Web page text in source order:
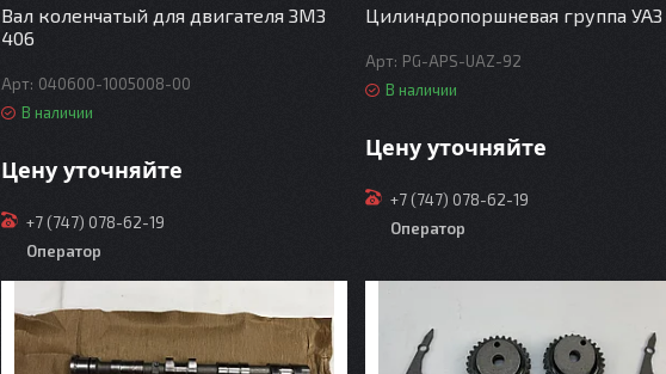
Вал коленчатый для двигателя ЗМЗ
406
040600-1005008-00
В наличии
Цену уточняйте
+7 (747) 078-62-19
Оператор
Цилиндропоршневая группа УАЗ
PG-APS-UAZ-92
В наличии
Цену уточняйте
+7 (747) 078-62-19
Оператор